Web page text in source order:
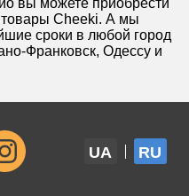
вы можете приобрести
товары Cheeki. А мы
сроки в любой город
Франковск, Одессу и
UA RU